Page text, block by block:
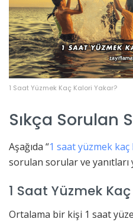
1 Saat Yüzmek Kaç Kalori Yakar?
Sıkça Sorulan
Aşağıda “1 saat yüzmek
sorulan sorular ve yanıtları
1 Saat Yüzmek
Ortalama bir kişi 1 saat